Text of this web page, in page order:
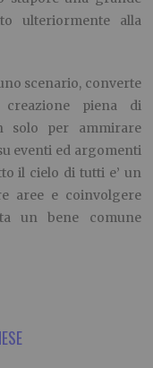
ulteriormente alla
scenario, converte
piena di
solo per ammirare
eventi ed argomenti
il cielo di tutti e’ un
aree e coinvolgere
un bene comune